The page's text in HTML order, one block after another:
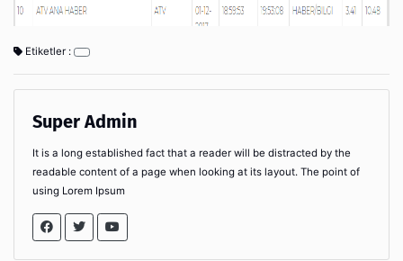
Etiketler :
Super Admin
It is a long established fact that a reader will be distracted by the
readable content of a page when looking at its layout. The point of
using Lorem Ipsum